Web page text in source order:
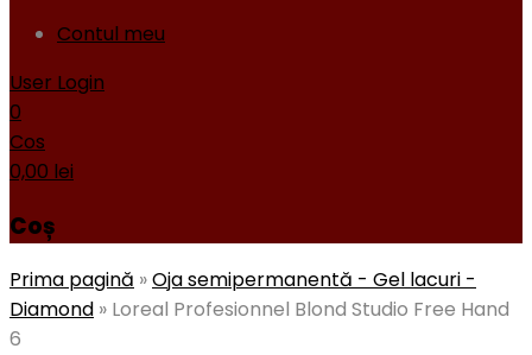
Contul meu
User Login
0
Cos
0,00 lei
Coș
Prima pagină »Oja semipermanentă - Gel lacuri -
Diamond » Loreal Profesionnel Blond Studio Free Hand
6